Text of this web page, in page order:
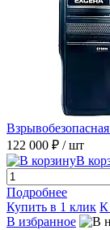
122 000 ₽ / шт
В
Подробнее
Купить в 1 клик К
В избранное